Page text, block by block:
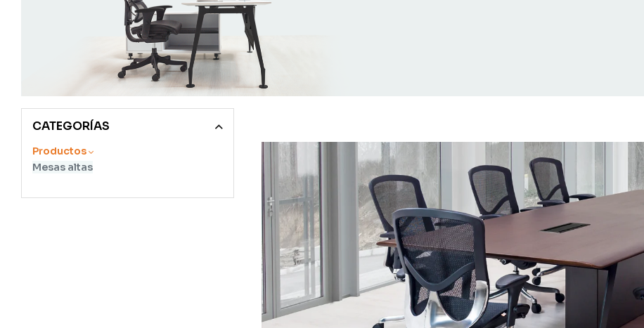
CATEGORÍAS
Productos
Mesas altas